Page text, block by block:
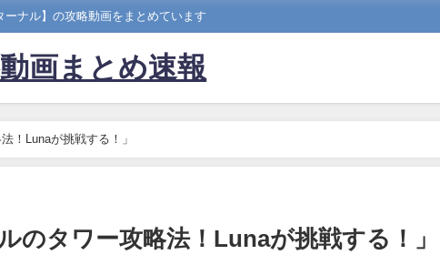
ナル】の攻略動画をまとめています
画まとめ速報
！Lunaが挑戦する！」
のタワー攻略法！Lunaが挑戦する！」